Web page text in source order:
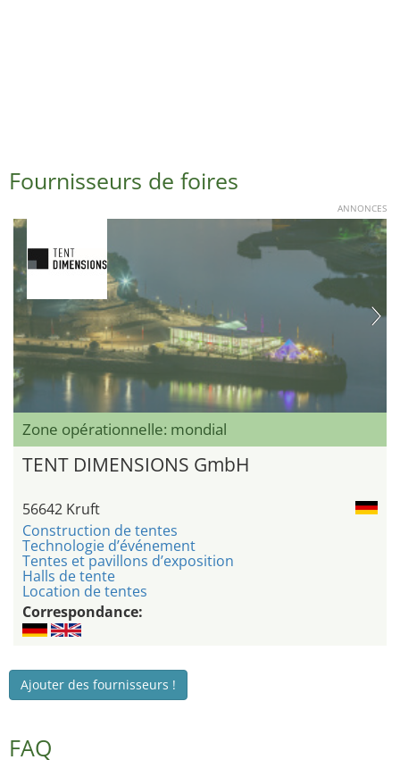
Fournisseurs de foires
ANNONCES
Zone opérationnelle: mondial
TENT DIMENSIONS GmbH
56642 Kruft
Construction de tentes
Technologie d’événement
Tentes et pavillons d’exposition
Halls de tente
Location de tentes
Correspondance:
Ajouter des fournisseurs !
FAQ